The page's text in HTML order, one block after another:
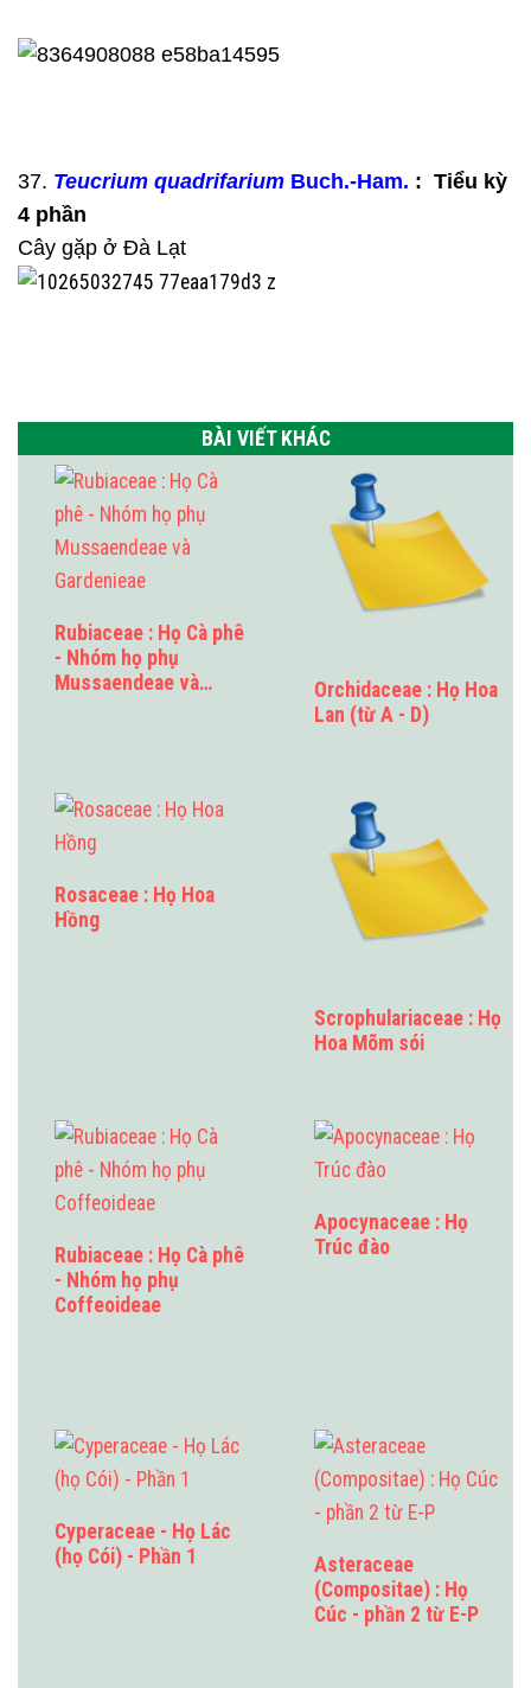
37. Teucrium quadrifarium Buch.-Ham. : Tiểu kỳ
4 phần
Cây gặp ở Đà Lạt
BÀI VIẾT KHÁC
Rubiaceae : Họ Cà phê
- Nhóm họ phụ
Mussaendeae và…
Orchidaceae : Họ Hoa
Lan (từ A - D)
Rosaceae : Họ Hoa
Hồng
Scrophulariaceae : Họ
Hoa Mõm sói
Rubiaceae : Họ Cà phê
- Nhóm họ phụ
Coffeoideae
Apocynaceae : Họ
Trúc đào
Cyperaceae - Họ Lác
(họ Cói) - Phần 1
Asteraceae
(Compositae) : Họ
Cúc - phần 2 từ E-P